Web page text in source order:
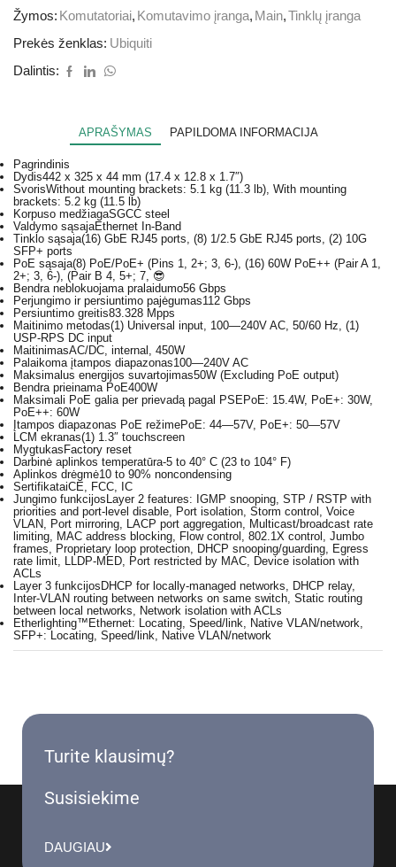
Žymos: Komutatoriai, Komutavimo įranga, Main,Tinklų įranga
Prekės ženklas: Ubiquiti
Dalintis:
APRAŠYMAS PAPILDOMA INFORMACIJA
Pagrindinis
Dydis442 x 325 x 44 mm (17.4 x 12.8 x 1.7″)
SvorisWithout mounting brackets: 5.1 kg (11.3 lb), With mounting
brackets: 5.2 kg (11.5 lb)
Korpuso medžiagaSGCC steel
Valdymo sąsajaEthernet In-Band
Tinklo sąsaja(16) GbE RJ45 ports, (8) 1/2.5 GbE RJ45 ports, (2) 10G
SFP+ ports
PoE sąsaja(8) PoE/PoE+ (Pins 1, 2+; 3, 6-), (16) 60W PoE++ (Pair A 1,
2+; 3, 6-), (Pair B 4, 5+; 7, 😎
Bendra neblokuojama pralaidumo56 Gbps
Perjungimo ir persiuntimo pajėgumas112 Gbps
Persiuntimo greitis83.328 Mpps
Maitinimo metodas(1) Universal input, 100—240V AC, 50/60 Hz, (1)
USP-RPS DC input
MaitinimasAC/DC, internal, 450W
Palaikoma įtampos diapazonas100—240V AC
Maksimalus energijos suvartojimas50W (Excluding PoE output)
Bendra prieinama PoE400W
Maksimali PoE galia per prievadą pagal PSE PoE: 15.4W, PoE+: 30W,
PoE++: 60W
Įtampos diapazonas PoE režimePoE: 44—57V, PoE+: 50—57V
LCM ekranas(1) 1.3″ touchscreen
Mygtukas Factory reset
Darbinė aplinkos temperatūra-5 to 40° C (23 to 104° F)
Aplinkos drėgmė10 to 90% noncondensing
SertifikataiCE, FCC, IC
Jungimo funkcijos Layer 2 features: IGMP snooping, STP / RSTP with
priorities and port-level disable, Port isolation, Storm control, Voice
VLAN, Port mirroring, LACP port aggregation, Multicast/broadcast rate
limiting, MAC address blocking, Flow control, 802.1X control, Jumbo
frames, Proprietary loop protection, DHCP snooping/guarding, Egress
rate limit, LLDP-MED, Port restricted by MAC, Device isolation with
ACLs
Layer 3 funkcijos DHCP for locally-managed networks, DHCP relay,
Inter-VLAN routing between networks on same switch, Static routing
between local networks, Network isolation with ACLs
Etherlighting™ Ethernet: Locating, Speed/link, Native VLAN/network,
SFP+: Locating, Speed/link, Native VLAN/network
Turite klausimų?
Susisiekime
DAUGIAU